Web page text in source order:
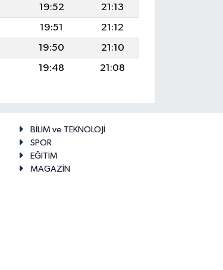
19:52
21:13
19:51
21:12
19:50
21:10
19:48 21:08
BİLİM ve TEKNOLOJİ
SPOR
EĞİTİM
MAGAZİN